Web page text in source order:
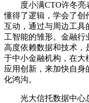
度小满CTO许冬亮
懂得了逻辑，学会了创
互动，通过与周边工具
工智能的雏形。金融行
高度依赖数据和技术，
于中小金融机构，在大
应用创新，来加快自身
化鸿沟。
光大信托数据中心